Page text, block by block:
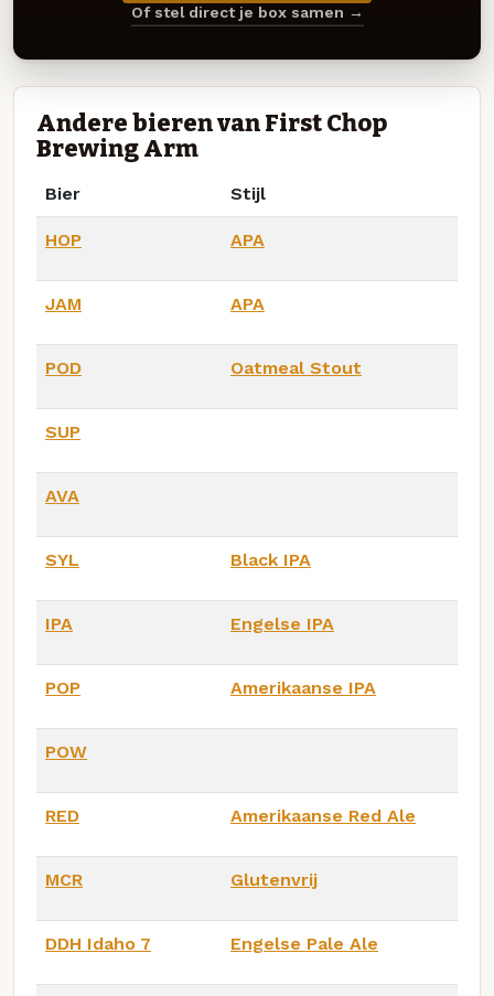
Of stel direct je box samen →
Andere bieren van First Chop
Brewing Arm
Bier Stijl
HOP APA
JAM APA
POD Oatmeal Stout
SUP
AVA
SYL Black IPA
IPA Engelse IPA
POP Amerikaanse IPA
POW
RED Amerikaanse Red Ale
MCR Glutenvrij
DDH Idaho 7 Engelse Pale Ale